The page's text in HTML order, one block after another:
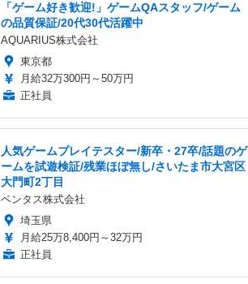
「ゲーム好き歓迎!」ゲームQAスタッフ/ゲーム
の品質保証/20代30代活躍中
AQUARIUS株式会社
東京都
月給32万300円～50万円
正社員
人気ゲームプレイテスター/新卒・27卒/話題のゲ
ームを試遊検証/残業ほぼ無し/さいたま市大宮区
大門町2丁目
ベンタス株式会社
埼玉県
月給25万8,400円～32万円
正社員